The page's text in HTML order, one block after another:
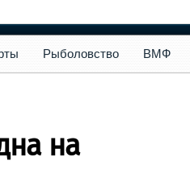
Рыболовство ВМФ
на